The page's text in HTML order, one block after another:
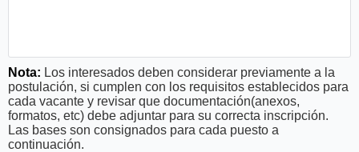
Nota: Los interesados deben considerar previamente a la
postulación, si cumplen con los requisitos establecidos para
cada vacante y revisar que documentación(anexos,
formatos, etc) debe adjuntar para su correcta inscripción.
Las bases son consignados para cada puesto a
continuación.